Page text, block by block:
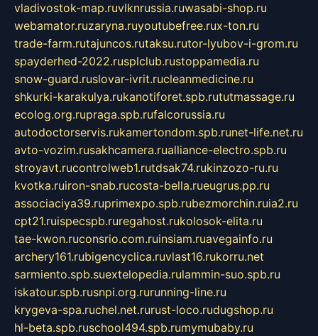
vladivostok-map.ruvlknrussia.ruwasabi-shop.ru
webamator.ruzaryna.ruyoutubefree.rux-ton.ru
trade-farm.rutajuncos.rutaksu.rutor-lyubov-i-grom.ru
spayderhed-2022.rusplclub.rustoppamedia.ru
snow-guard.ruslovar-ivrit.rucleanmedicine.ru
shkurki-karakulya.rukanotiforet.spb.rututmassage.ru
ecolog.org.rupraga.spb.rufalcorussia.ru
autodoctorservis.rukamertondom.spb.runet-life.net.ru
avto-vozim.rusakhcamera.rualliance-electro.spb.ru
stroyavt.rucontrolweb1.rutdsak74.rukinzozo-ru.ru
kvotka.ruiron-snab.rucosta-bella.rueugrus.pp.ru
associaciya39.ruprimexpo.spb.rubezmorchin.ruia2.ru
cpt21.ruispecspb.ruregahost.rukolosok-elita.ru
tae-kwon.ruconsrio.com.ruinsiam.ruavegainfo.ru
archery161.rubigencyclica.ruvlast16.rukorru.net
sarmiento.spb.suextelopedia.rulammin-suo.spb.ru
iskatour.spb.rusnpi.org.rurunning-line.ru
krygeva-spa.ruchel.net.rurust-loco.rudugshop.ru
hl-beta.spb.ruschool494.spb.rumymubaby.ru